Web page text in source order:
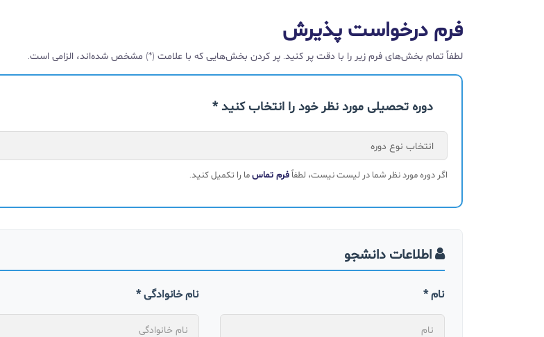
فرم درخواست پذیرش
لطفاً تمام بخش‌های فرم زیر را با دقت پر کنید. پر کردن بخش‌هایی که با علامت (*) مشخص شده‌اند، الزامی است.
دوره تحصیلی مورد نظر خود را انتخاب کنید *
اگر دوره مورد نظر شما در لیست نیست، لطفاًفرم تماسما را تکمیل کنید.
اطلاعات دانشجو
نام خانوادگی * نام *